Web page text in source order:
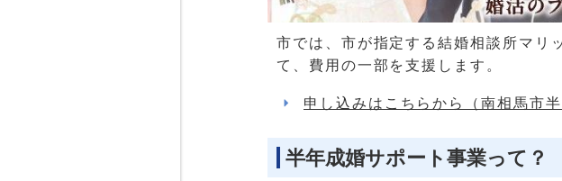
市では、市が指定する結婚相談所マリ
て、費用の一部を支援します。
申し込みはこちらから（南相馬市
半年成婚サポート事業って？